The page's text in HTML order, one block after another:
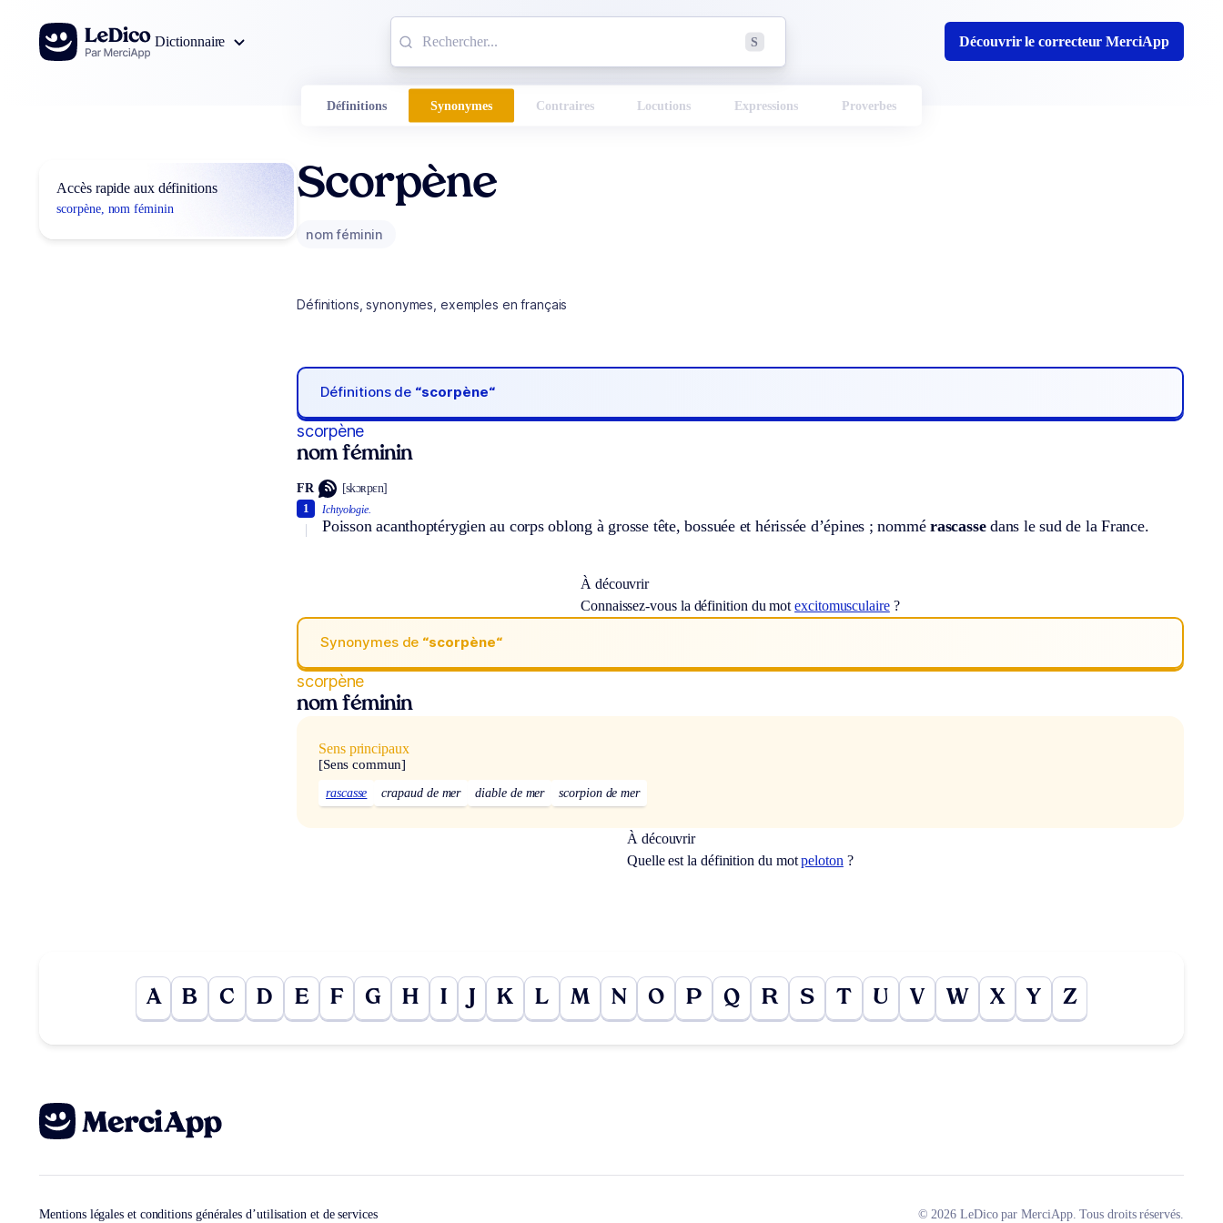
Aller au contenu
Dictionnaire
S Découvrir le correcteur MerciApp
Définitions Synonymes Contraires Locutions Expressions Proverbes
Accès rapide aux définitions
scorpène, nom féminin
Scorpène
nom féminin
Définitions, synonymes, exemples en français
Définitions de “scorpène“
scorpène
nom féminin
FR [skɔʀpɛn]
Ichtyologie.
Poisson acanthoptérygien au corps oblong à grosse tête, bossuée et hérissée d’épines ; nommérascassedans le sud de la France.
1
À découvrir
Connaissez-vous la définition du motexcitomusculaire?
Synonymes de “scorpène“
scorpène
nom féminin
Sens principaux
[Sens commun]
rascasse crapaud de mer diable de mer scorpion de mer
À découvrir
Quelle est la définition du motpeloton ?
A B C D E F G H I J K L M N O P Q R S T U V W X Y Z
Mentions légales et conditions générales d’utilisation et de services © 2026 LeDico par MerciApp. Tous droits réservés.